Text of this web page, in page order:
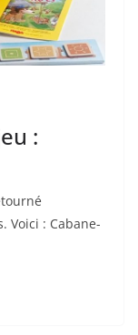
:
Voici : Cabane-